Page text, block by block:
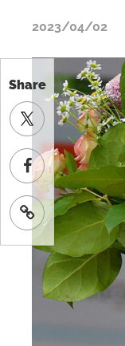
Share
2023/04/02